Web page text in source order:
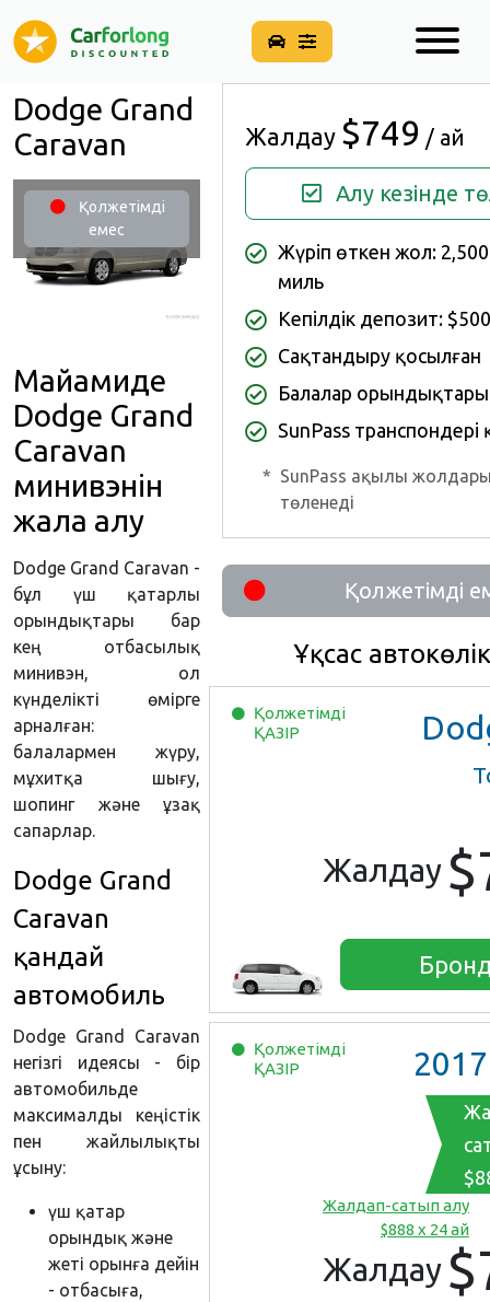
Dodge Grand
Caravan
Қолжетімді
емес
Жалдау $749 / ай
Алу кезінде
Жүріп өткен жол:
миль
Кепілдік депозит: $500
Сақтандыру қосылған
Балалар
SunPass транспондері
* SunPass ақылы
төленеді
Қолжетімді
Ұқсас
Қолжетімді
ҚАЗІР
Dodge
Жалдау
Қолжетімді
ҚАЗІР
2017
Жалдап-сатып алу
$888 x 24 ай
Жалдау
Майамиде
Dodge Grand
Caravan
минивэнін
жалға алу
Dodge Grand Caravan -
бұл үш қатарлы
орындықтары бар
кең отбасылық
минивэн, ол
күнделікті өмірге
арналған:
балалармен жүру,
мұхитқа шығу,
шопинг және ұзақ
сапарлар.
Dodge Grand
Caravan
қандай
автомобиль
Dodge Grand Caravan
негізгі идеясы - бір
автомобильде
максималды кеңістік
пен жайлылықты
ұсыну:
үш қатар
орындық және
жеті орынға дейін
- отбасыға,